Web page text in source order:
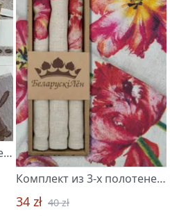
Комплект из 3-х полотенец 49*70 "Бариста-3"
Комплект из 3-х полотенец 45*60 "Фрэнсис-3"
34 zł 40 zł